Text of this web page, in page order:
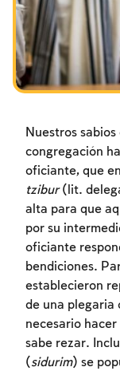
Nuestros
congregación
oficiante, que
tzibur(lit.
alta para que
por su
oficiante
bendiciones.
establecieron
de una plegaria
necesario
sabe rezar.
(sidurim) se